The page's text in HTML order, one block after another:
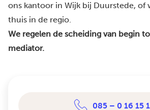
ons kantoor in Wijk bij Duurstede, of
thuis in de regio.
We regelen de scheiding van begin
mediator.
085 – 0 16 15